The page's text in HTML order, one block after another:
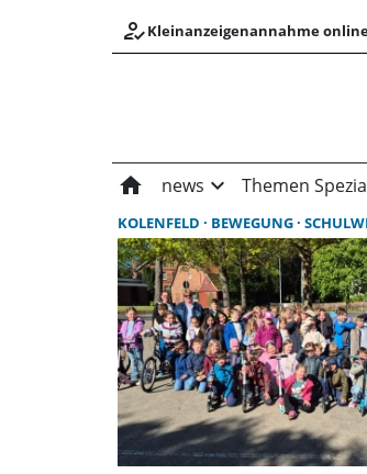
how_to_regKleinanzeigenannahme
home news expand_more Themen
KOLENFELD BEWEGUNG